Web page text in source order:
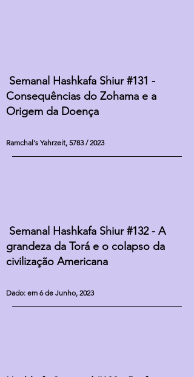
Semanal Hashkafa Shiur #131 -
Consequências do Zohama e a
Origem da Doença
Ramchal's Yahrzeit, 5783 / 2023
Semanal Hashkafa Shiur #132 - A
grandeza da Torá e o colapso da
civilização Americana
Dado: em 6 de Junho, 2023